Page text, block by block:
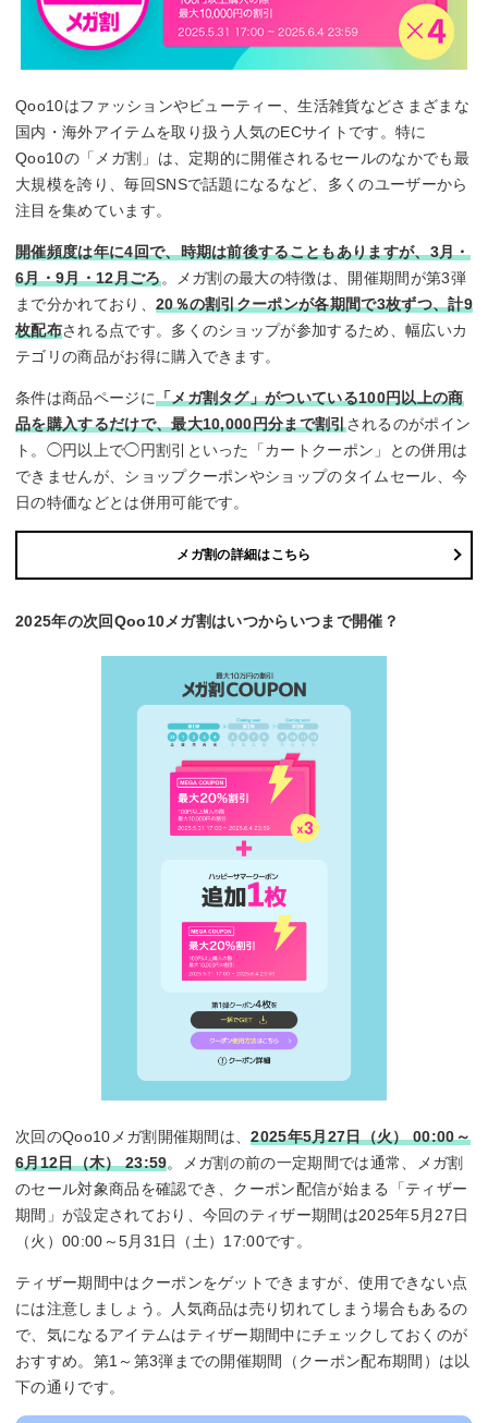
Qoo10はファッションやビューティー、生活雑貨などさまざまな
国内・海外アイテムを取り扱う人気のECサイトです。特に
Qoo10の「メガ割」は、定期的に開催されるセールのなかでも最
大規模を誇り、毎回SNSで話題になるなど、多くのユーザーから
注目を集めています。
開催頻度は年に4回で、時期は前後することもありますが、3月・
6月・9月・12月ごろ。メガ割の最大の特徴は、開催期間が第3弾
まで分かれており、 20％の割引クーポンが各期間で3枚ずつ、計9
枚配布される点です。多くのショップが参加するため、幅広いカ
テゴリの商品がお得に購入できます。
条件は商品ページに「メガ割タグ」がついている100円以上の商
品を購入するだけで、最大10,000円分まで割引されるのがポイン
ト。◯円以上で◯円割引といった「カートクーポン」との併用は
できませんが、ショップクーポンやショップのタイムセール、今
日の特価などとは併用可能です。
メガ割の詳細はこちら
2025年の次回Qoo10メガ割はいつからいつまで開催？
次回のQoo10メガ割開催期間は、2025年5月27日（火） 00:00～
6月12日（木） 23:59。メガ割の前の一定期間では通常、メガ割
のセール対象商品を確認でき、クーポン配信が始まる「ティザー
期間」が設定されており、今回のティザー期間は2025年5月27日
（火）00:00～5月31日（土）17:00です。
ティザー期間中はクーポンをゲットできますが、使用できない点
には注意しましょう。人気商品は売り切れてしまう場合もあるの
で、気になるアイテムはティザー期間中にチェックしておくのが
おすすめ。第1～第3弾までの開催期間（クーポン配布期間）は以
下の通りです。